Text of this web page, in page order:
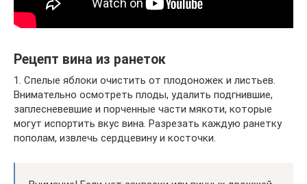
Рецепт вина из ранеток
1. Спелые яблоки очистить от плодоножек и листьев.
Внимательно осмотреть плоды, удалить подгнившие,
заплесневевшие и порченные части мякоти, которые
могут испортить вкус вина. Разрезать каждую ранетку
пополам, извлечь сердцевину и косточки.